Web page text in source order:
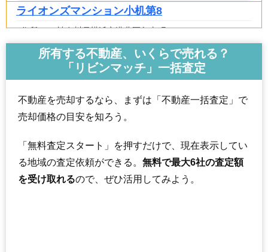
ライオンズマンション小机第8
住所 神奈川県横浜市港北区鳥山町
小机駅（12分）
相場 1,870万円～2,070万円
マンションナビで
無料一括査定をする
藤和小机コープ3
住所 神奈川県横浜市港北区鳥山町
交通 小机駅（14分）
所有する不動産、いくらで売れる？
「リビンマッチ」一括査定
不動産を売却するなら、まずは「不動産一括査定」で
売却価格の目安を知ろう。
「無料査定スタート」を押すだけで、現在表示してい
る地域の査定依頼ができる。 無料で最大6社の査定額
を受け取れるので、ぜひ活用してみよう。